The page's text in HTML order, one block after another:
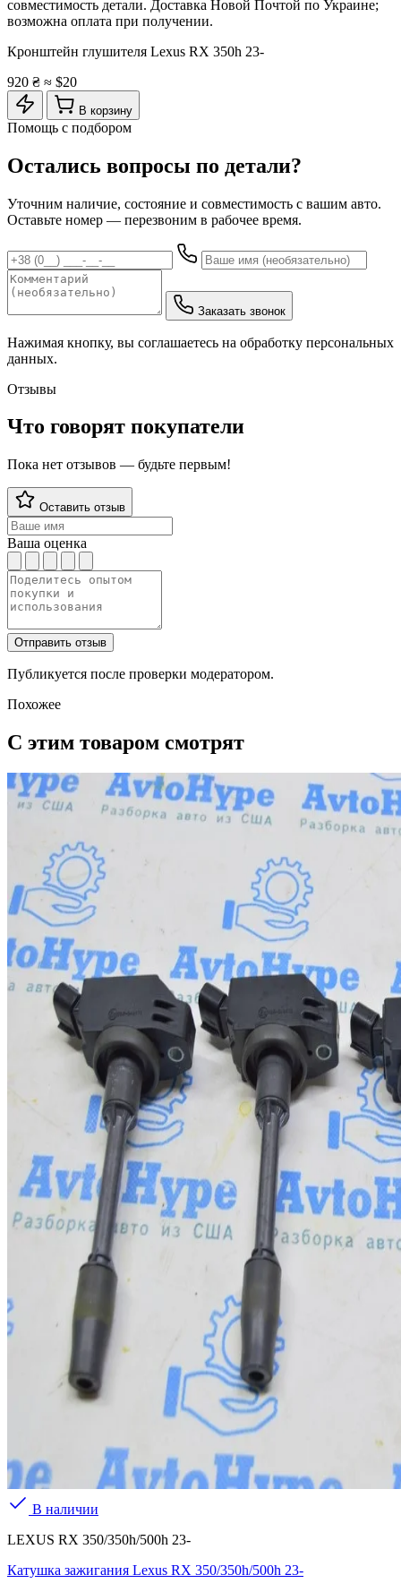
совместимость детали. Доставка Новой Почтой по Украине;
возможна оплата при получении.
Кронштейн глушителя Lexus RX 350h 23-
920 ₴ ≈ $20
В корзину
Помощь с подбором
Остались вопросы по детали?
Уточним наличие, состояние и совместимость с вашим авто.
Оставьте номер — перезвоним в рабочее время.
Заказать звонок
Нажимая кнопку, вы соглашаетесь на обработку персональных
данных.
Отзывы
Что говорят покупатели
Пока нет отзывов — будьте первым!
Оставить отзыв
Ваша оценка
Отправить отзыв
Публикуется после проверки модератором.
Похожее
С этим товаром смотрят
В наличии
LEXUS RX 350/350h/500h 23-
Катушка зажигания Lexus RX 350/350h/500h 23-